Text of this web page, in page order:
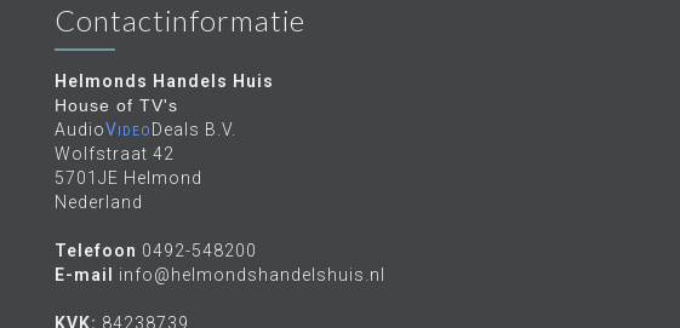
Contactinformatie
Helmonds Handels Huis
House of TV's
AudioVideoDeals B.V.
Wolfstraat 42
5701JE Helmond
Nederland
Telefoon 0492-548200
E-mail
info@helmondshandelshuis.nl
KVK: 84238739